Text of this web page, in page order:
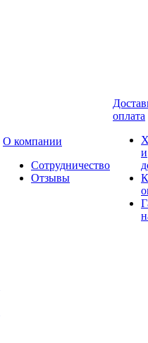
О компании
Сотрудничество
Отзывы
оплата
и